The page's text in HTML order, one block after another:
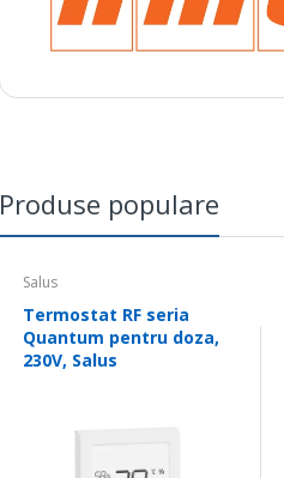
λ = 0.038 W/mK, 0°C
λ = 0.040 W/mK, 20°C
Produse populare
Salus
Termostat RF seria
Quantum pentru doza,
230V, Salus